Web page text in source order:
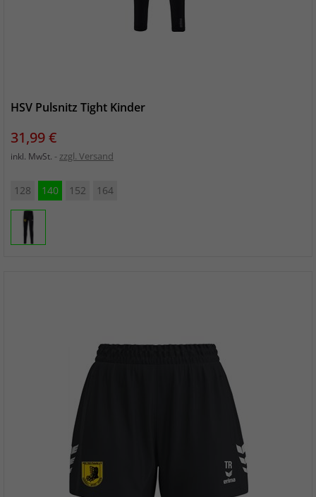
HSV Pulsnitz Tight Kinder
Preis
31,99 €
inkl. MwSt. zzgl. Versand
128 140 152 164